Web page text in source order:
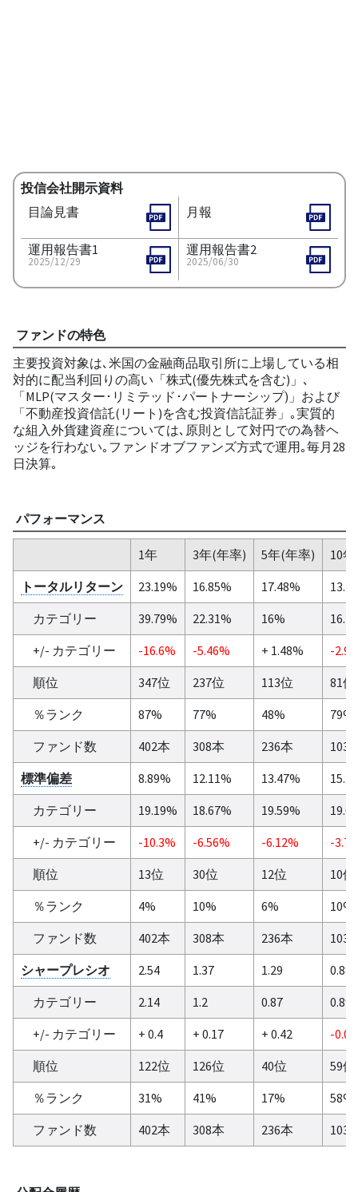
投信会社開示資料
目論見書
月報
運用報告書1
2025/12/29
運用報告書2
2025/06/30
ファンドの特色
主要投資対象は､米国の金融商品取引所に上場している相
対的に配当利回りの高い「株式(優先株式を含む)」､
「MLP(マスター･リミテッド･パートナーシップ)」および
「不動産投資信託(リート)を含む投資信託証券」｡実質的
な組入外貨建資産については､原則として対円での為替ヘ
ッジを行わない｡ファンドオブファンズ方式で運用｡毎月28
日決算｡
パフォーマンス
1年 3年(年率) 5年(年率)
10
トータルリターン
23.19% 16.85% 17.48%
カテゴリー
39.79% 22.31% 16%
+/- カテゴリー
-16.6% -5.46% + 1.48%
-
順位
347位 237位 113位
81位
％ランク
87% 77% 48%
79%
ファンド数
402本 308本 236本
103
標準偏差
8.89% 12.11% 13.47%
カテゴリー
19.19% 18.67% 19.59%
+/- カテゴリー
-10.3% -6.56% -6.12%
-
順位
13位 30位 12位
10位
％ランク
4% 10% 6%
10%
ファンド数
402本 308本 236本
103
シャープレシオ
2.54 1.37 1.29
0.88
カテゴリー
2.14 1.2 0.87
0.89
+/- カテゴリー
+ 0.4 + 0.17 + 0.42
-0.01
順位
122位 126位 40位
59位
％ランク
31% 41% 17%
58%
ファンド数
402本 308本 236本 103